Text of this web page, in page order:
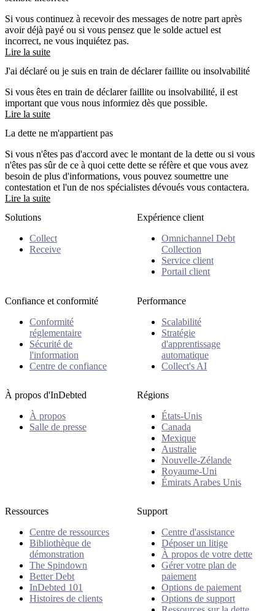
Si vous continuez à recevoir des messages de notre part après
avoir déjà payé ou si vous pensez que le solde actuel est
incorrect, ne vous inquiétez pas.
Lire la suite
J'ai déclaré ou je suis en train de déclarer faillite ou insolvabilité
Si vous êtes en train de déclarer faillite ou insolvabilité, il est
important que vous nous informiez dès que possible.
Lire la suite
La dette ne m'appartient pas
Si vous n'êtes pas d'accord avec le montant de la dette ou si vous
n'êtes pas sûr de ce à quoi cette dette se réfère et que vous avez
besoin de plus d'informations, vous pouvez soumettre une
contestation et l'un de nos spécialistes dévoués vous contactera.
Lire la suite
Solutions
Collect
Receive
Expérience client
Omnichannel Debt
Collection
Service client
Portail client
Confiance et conformité
Conformité
réglementaire
Sécurité de
l'information
Centre de confiance
Performance
Scalabilité
Stratégie
d'apprentissage
automatique
Collect's AI
À propos d'InDebted
À propos
Salle de presse
Régions
États-Unis
Canada
Mexique
Australie
Nouvelle-Zélande
Royaume-Uni
Émirats Arabes Unis
Ressources
Centre de ressources
Bibliothèque de
démonstration
The Spindown
Better Debt
InDebted 101
Histoires de clients
Support
Centre d'assistance
Déposer un litige
À propos de votre dette
Gérer votre plan de
paiement
Options de paiement
Options de support